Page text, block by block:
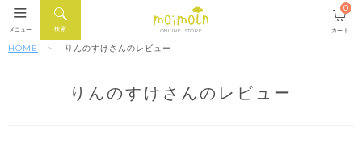
ONLINE STORE
検索
メニュー カート
0
HOME りんのすけさんのレビュー
りんのすけさんのレビュー